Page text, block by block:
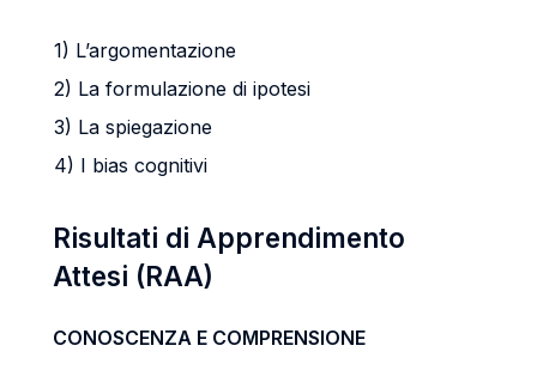
1) L’argomentazione
2) La formulazione di ipotesi
3) La spiegazione
4) I bias cognitivi
Risultati di Apprendimento
Attesi (RAA)
CONOSCENZA E COMPRENSIONE